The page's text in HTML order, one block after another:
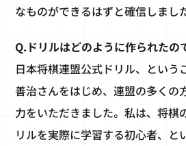
なものができるはずと確信しまし
Q.ドリルはどのように作られたの
日本将棋連盟公式ドリル、という
善治さんをはじめ、連盟の多くの
力をいただきました。私は、将棋
リルを実際に学習する初心者、と